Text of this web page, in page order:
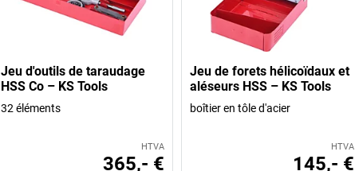
Jeu d'outils de taraudage
HSS Co – KS Tools
32 éléments
HTVA
365,- €
Jeu de forets hélicoïdaux et
aléseurs HSS – KS Tools
boîtier en tôle d'acier
HTVA
145,- €